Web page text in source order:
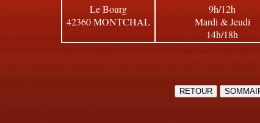
Le Bourg
42360 MONTCHAL
9h/12h
Mardi & Jeudi
14h/18h